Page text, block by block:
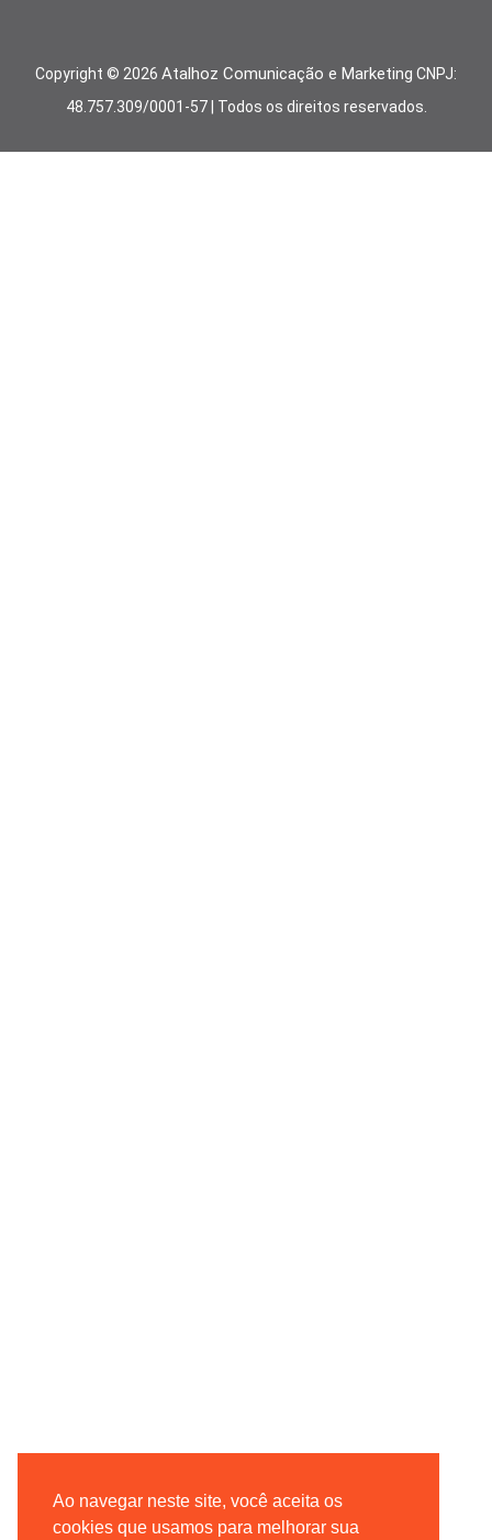
Ao navegar neste site, você aceita os
cookies que usamos para melhorar sua
Copyright © 2026 Atalhoz Comunicação e Marketing CNPJ:
48.757.309/0001-57 | Todos os direitos reservados.